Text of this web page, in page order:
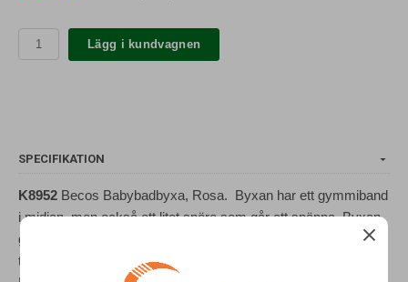
Lägg i kundvagnen
SPECIFIKATION
K8952 Becos Babybadbyxa, Rosa. Byxan har ett gymmiband
i midjan, men också ett litet snöre som går att spänna. Byxan
går att maskintvätta eller handtvätta i 30 grader, men skall inte
torktumlas. Byxan har ett mjukt tyg som ligger mot huden.